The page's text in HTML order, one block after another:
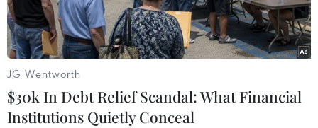
JG Wentworth
$30k In Debt Relief Scandal: What Financial
Institutions Quietly Conceal